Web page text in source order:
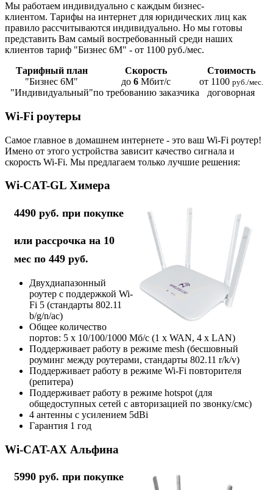
Мы работаем индивидуально с каждым бизнес-
клиентом. Тарифы на интернет для юридических лиц как
правило рассчитываются индивидуально. Но мы готовы
представить Вам самый востребованный среди наших
клиентов тариф "Бизнес 6М" - от 1100 руб./мес.
Тарифный план
Скорость
Стоимость
"Бизнес 6М"
до 6 Мбит/с от 1100 руб./мес.
"Индивидуальный"по требованию заказчика договорная
Wi-Fi роутеры
Самое главное в домашнем интернете - это ваш Wi-Fi роутер!
Имено от этого устройства зависит качество сигнала и
скорость Wi-Fi. Мы предлагаем только лучшие решения:
Wi-CAT-GL Химера
4490 руб. при покупке
или рассрочка на 10
мес по 449 руб.
Двухдиапазонный
роутер с поддержкой Wi-
Fi 5 (стандарты 802.11
b/g/n/ac)
Общее количество
портов: 5 х 10/100/1000 Мб/с (1 x WAN, 4 x LAN)
Поддерживает работу в режиме mesh (бесшовный
роуминг между роутерами, стандарты 802.11 r/k/v)
Поддерживает работу в режиме Wi-Fi повторителя
(репитера)
Поддерживает работу в режиме hotspot (для
общедоступных сетей с авторизацией по звонку/смс)
4 антенны с усилением 5dBi
Гарантия 1 год
Wi-CAT-AX Альфина
5990 руб. при покупке